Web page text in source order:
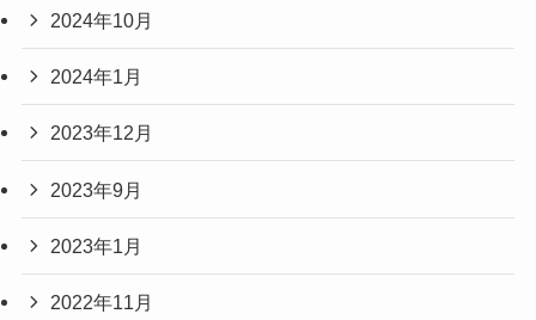
2024年10月
2024年1月
2023年12月
2023年9月
2023年1月
2022年11月